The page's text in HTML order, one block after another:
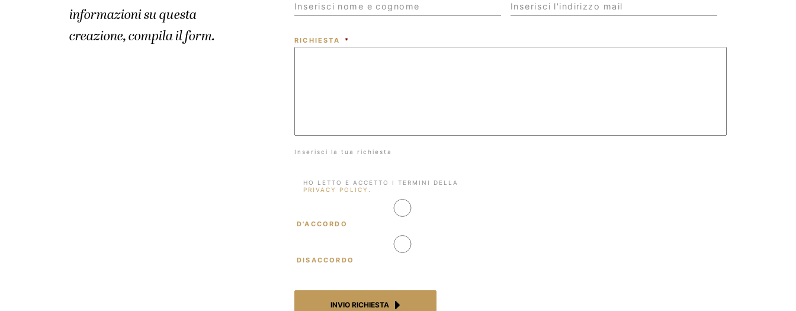
informazioni su questa
creazione, compila il form.
RICHIESTA *
Inserisci la tua richiesta
HO
LETTO
ACCETTO
DELLA
HO LETTO E ACCETTO I TERMINI DELLA
PRIVACY POLICY
D'ACCORDO
DISACCORDO
INVIO RICHIESTA